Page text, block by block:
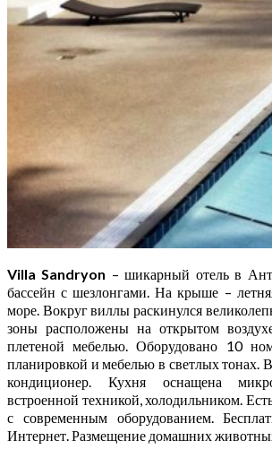
Villa Sandryon – шикарный отель в
бассейн с шезлонгами. На крыше –
море. Вокруг виллы раскинулся
зоны расположены на открытом
плетеной мебелью. Оборудовано 10
планировкой и мебелью в светлых тонах.
кондиционер. Кухня оснащена
встроенной техникой, холодильником.
с современным оборудованием.
Интернет. Размещение домашних